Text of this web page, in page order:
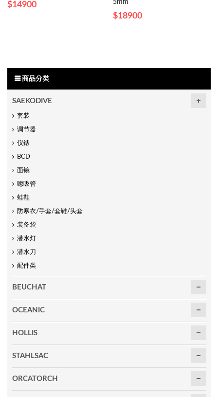
$14900
5mm
$18900
商品分类
SAEKODIVE
套装
调节器
仪錶
BCD
面镜
唿吸管
蛙鞋
防寒衣/手套/套鞋/头套
装备袋
潜水灯
潜水刀
配件类
BEUCHAT
OCEANIC
HOLLIS
STAHLSAC
ORCATORCH